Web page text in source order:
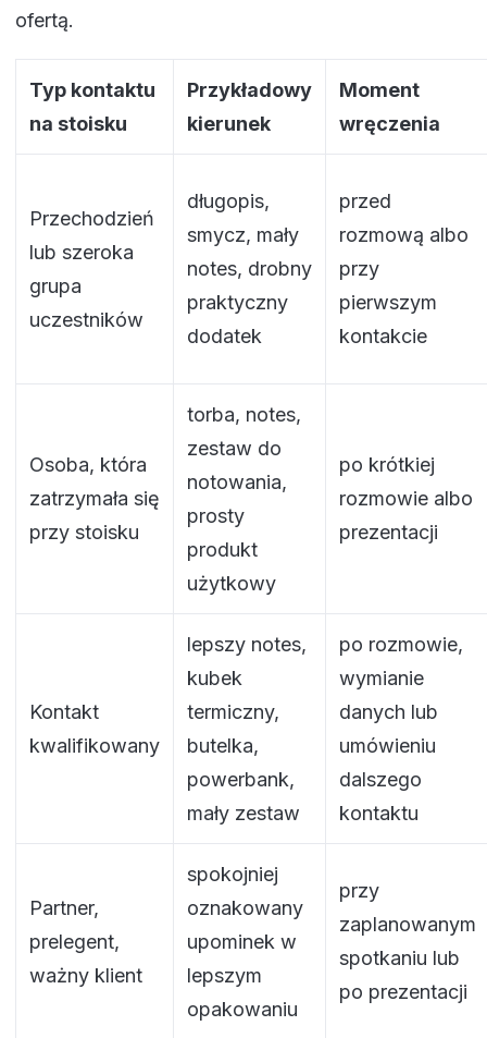
ofertą.
Typ kontaktu
na stoisku
Przykładowy
kierunek
Moment
wręczenia
Przechodzień
lub szeroka
grupa
uczestników
długopis,
smycz, mały
notes, drobny
praktyczny
dodatek
przed
rozmową albo
przy
pierwszym
kontakcie
Osoba, która
zatrzymała się
przy stoisku
torba, notes,
zestaw do
notowania,
prosty
produkt
użytkowy
po krótkiej
rozmowie albo
prezentacji
Kontakt
kwalifikowany
lepszy notes,
kubek
termiczny,
butelka,
powerbank,
mały zestaw
po rozmowie,
wymianie
danych lub
umówieniu
dalszego
kontaktu
Partner,
prelegent,
ważny klient
spokojniej
oznakowany
upominek w
lepszym
opakowaniu
przy
zaplanowanym
spotkaniu lub
po prezentacji